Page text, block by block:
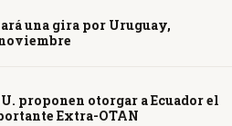
una gira por Uruguay,
proponen otorgar a Ecuador el
Extra-OTAN